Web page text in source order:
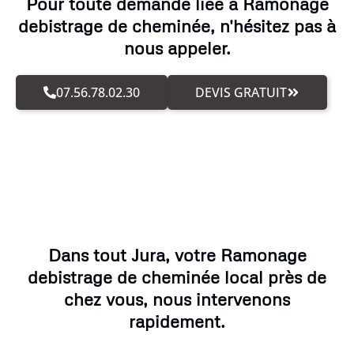
debistrage de cheminée, n'hésitez pas à
nous appeler.
07.56.78.02.30 DEVIS GRATUIT
Dans tout Jura, votre Ramonage
debistrage de cheminée local près de
chez vous, nous intervenons
rapidement.